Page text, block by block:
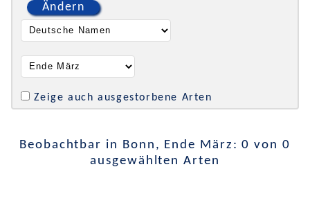
Ändern
Zeige auch ausgestorbene Arten
Beobachtbar in Bonn, Ende März: 0 von 0
ausgewählten Arten